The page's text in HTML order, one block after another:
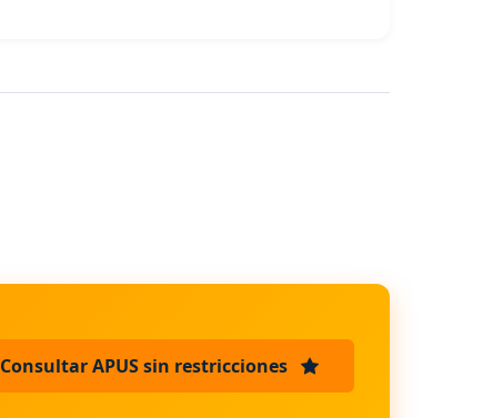
Consultar APUS sin restricciones